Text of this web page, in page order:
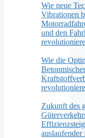
Wie neue
Vibrationen
und den
Wie die
Zukunft des
auslaufender